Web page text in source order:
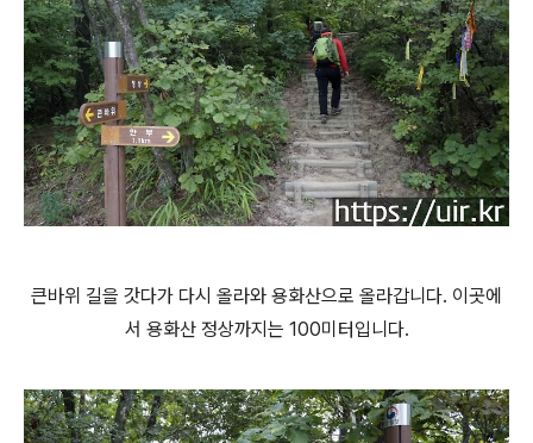
큰바위 길을 갓다가 다시 올라와 용화산으로 올라갑니다. 이곳에
서 용화산 정상까지는 100미터입니다.